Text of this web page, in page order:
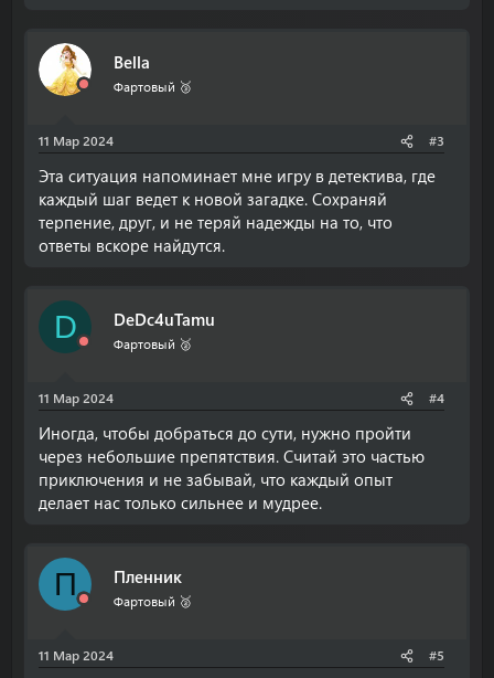
Bella
Фартовый 🥉
11 Мар 2024 #3
Эта ситуация напоминает мне игру в детектива, где
каждый шаг ведет к новой загадке. Сохраняй
терпение, друг, и не теряй надежды на то, что
ответы вскоре найдутся.
D DeDc4uTamu
Фартовый 🥈
11 Мар 2024 #4
Иногда, чтобы добраться до сути, нужно пройти
через небольшие препятствия. Считай это частью
приключения и не забывай, что каждый опыт
делает нас только сильнее и мудрее.
П Пленник
Фартовый 🥈
11 Мар 2024 #5